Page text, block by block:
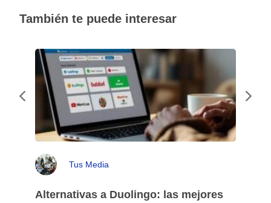
También te puede interesar
Tus Media
Alternativas a Duolingo: las mejores